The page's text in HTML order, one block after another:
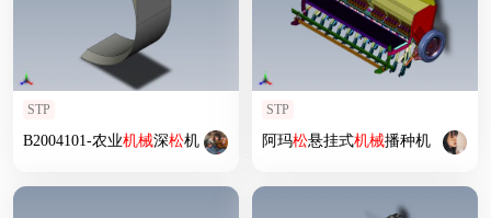
STP
B2004101-农业机械深松机
STP
阿玛松悬挂式机械播种机